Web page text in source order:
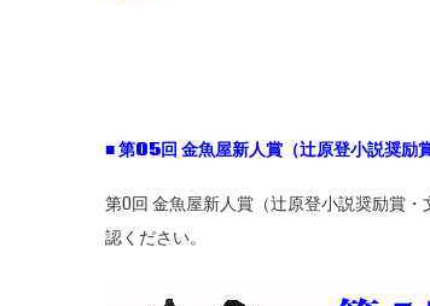
■第05回 金魚屋新人賞（辻原登小説奨励
第0回 金魚屋新人賞（辻原登小説奨励賞
認ください。